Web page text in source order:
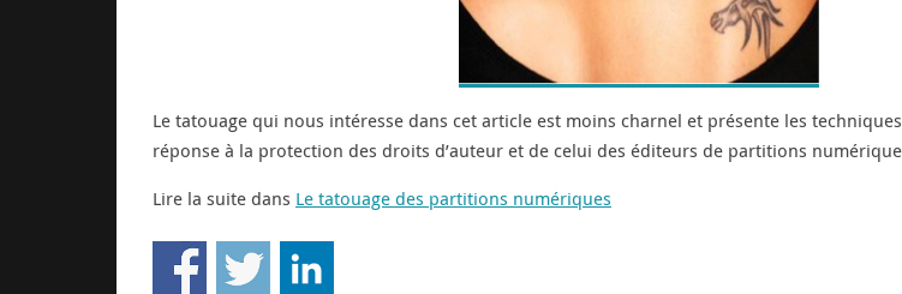
Le tatouage qui nous intéresse dans cet article est moins charnel et présente les
réponse à la protection des droits d’auteur et de celui des éditeurs de partitions
Lire la suite dans Le tatouage des partitions numériques